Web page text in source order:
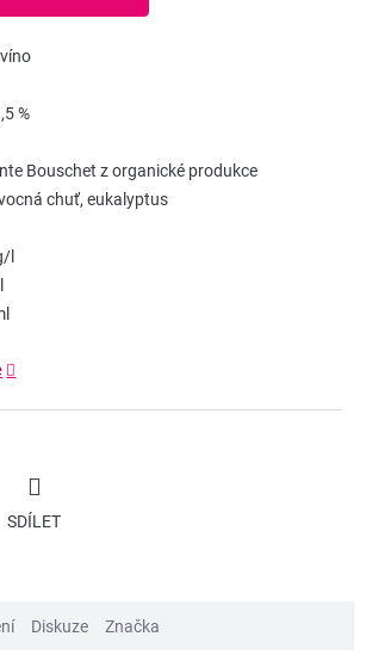
%
Bouschet z organické produkce
chuť, eukalyptus
l
SDÍLET
Diskuze Značka